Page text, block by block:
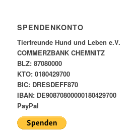
SPENDENKONTO
Tierfreunde Hund und Leben e.V.
COMMERZBANK CHEMNITZ
BLZ: 87080000
KTO: 0180429700
BIC: DRESDEFF870
IBAN: DE90870800000180429700
PayPal